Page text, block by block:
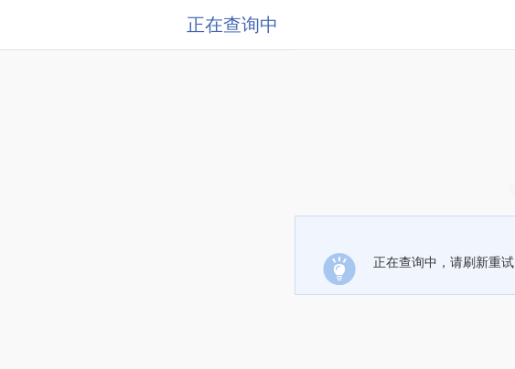
正在查询中
正在查询中，请刷新重试